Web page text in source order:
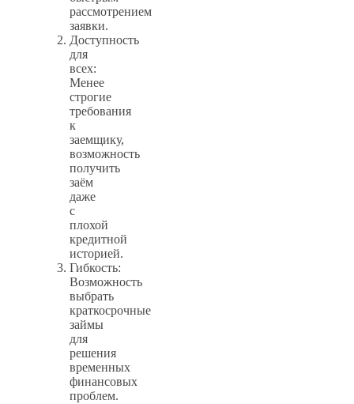
рассмотрением
заявки.
Доступность
для
всех:
Менее
строгие
требования
к
заемщику,
возможность
получить
заём
даже
с
плохой
кредитной
историей.
Гибкость:
Возможность
выбрать
краткосрочные
займы
для
решения
временных
финансовых
проблем.